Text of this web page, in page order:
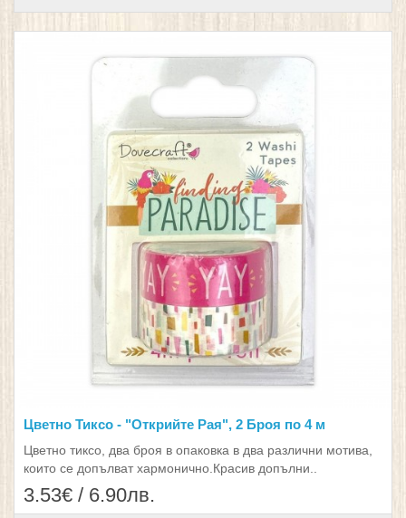
Цветно Тиксо - "Открийте Рая", 2 Броя по 4 м
Цветно тиксо, два броя в опаковка в два различни мотива,
които се допълват хармонично.Красив допълни..
3.53€ / 6.90лв.